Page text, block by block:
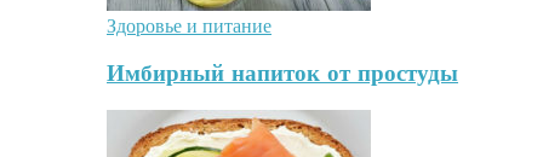
Здоровье и питание
Имбирный напиток от простуды